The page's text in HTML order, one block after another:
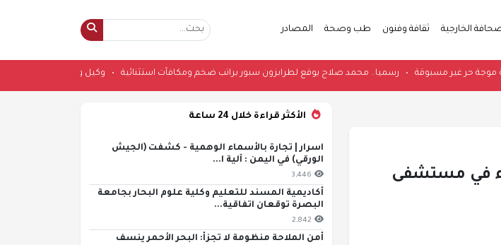
الخارجية ثقافة وفنون طب وصحة المصادر
وطأة موجة حر غير مسبوقة• رسميا.. محمد صلاح يوقع لطرابزون سبور براتب ضخم ومكافآت استثنائية•
في مستشفى
الأكثر قراءة خلال 24 ساعة
اسرار | تجارة بالأسماء الوهمية - كشفت (الجيش
الورقي) في اليمن : آلية ا...
3,446
أكاديمية المسند للتعليم وكلية علوم البحار بجامعة
البصرة توقعان اتفاقية...
2,842
أمن الملاحة منظومة لا تجزأ: البحر الأحمر ينسف